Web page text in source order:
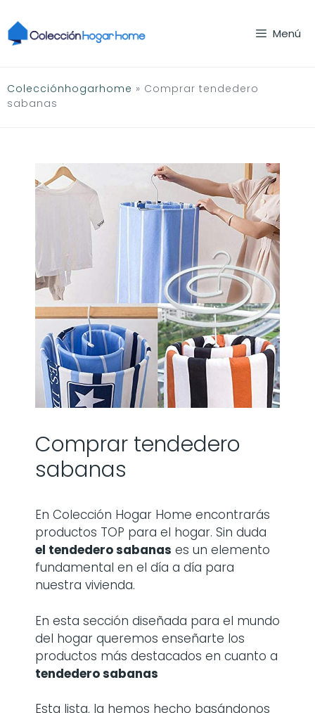
al
contenido
Menú
Colecciónhogarhome » Comprar tendedero
sabanas
Comprar tendedero
sabanas
En Colección Hogar Home encontrarás
productos TOP para el hogar. Sin duda
el tendedero sabanas es un elemento
fundamental en el día a día para
nuestra vivienda.
En esta sección diseñada para el mundo
del hogar queremos enseñarte los
productos más destacados en cuanto a
tendedero sabanas
Esta lista, la hemos hecho basándonos